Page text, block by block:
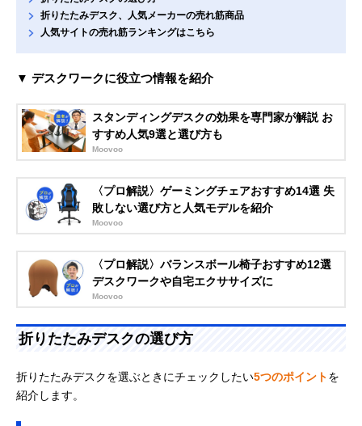
折りたたみデスク、人気メーカーの売れ筋商品
人気サイトの売れ筋ランキングはこちら
▼ デスクワークに役立つ情報を紹介
スタンディングデスクの効果を専門家が解説 お
すすめ人気9選と選び方も
Moovoo
〈プロ解説〉ゲーミングチェアおすすめ14選 失
敗しない選び方と人気モデルを紹介
Moovoo
〈プロ解説〉バランスボール椅子おすすめ12選
デスクワークや自宅エクササイズに
Moovoo
折りたたみデスクの選び方
折りたたみデスクを選ぶときにチェックしたい5つのポイントを
紹介します。